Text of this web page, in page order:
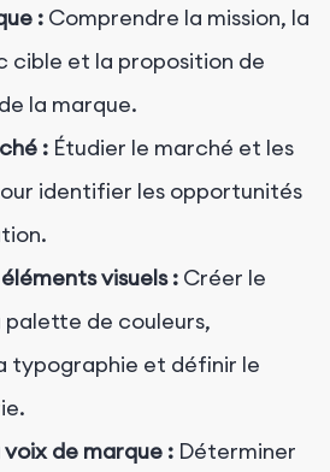
: Comprendre la mission, la
cible et la proposition de
la marque.
: Étudier le marché et les
identifier les opportunités
visuels : Créer le
palette de couleurs,
typographie et définir le
de marque : Déterminer